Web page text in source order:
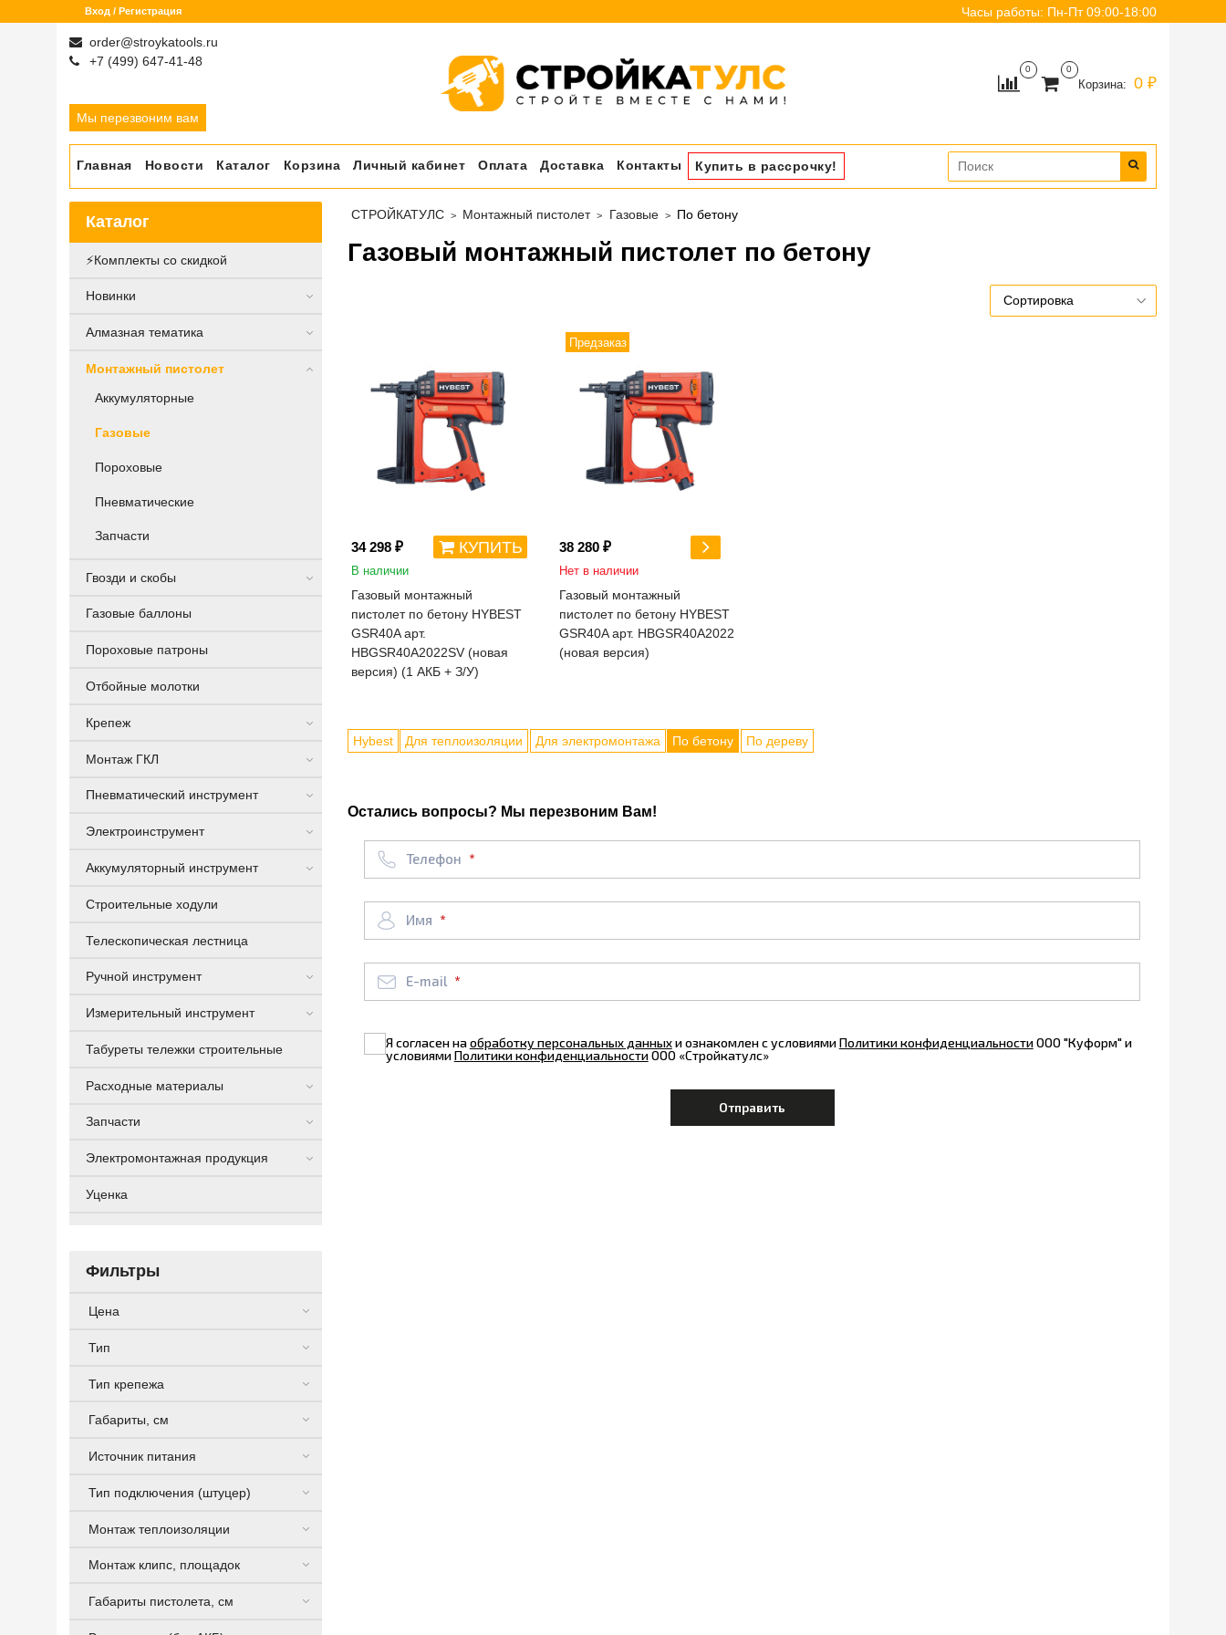
Вход / Регистрация Часы работы: Пн-Пт 09:00-18:00
order@stroykatools.ru
+7 (499) 647-41-48
Мы перезвоним вам
0 0
Корзина: 0 ₽
Главная Новости Каталог Корзина Личный кабинет Оплата Доставка Контакты Купить в рассрочку!
СТРОЙКАТУЛС Монтажный пистолет Газовые По бетону
Газовый монтажный пистолет по бетону
34 298 ₽ КУПИТЬ
В наличии
Газовый монтажный
пистолет по бетону HYBEST
GSR40A арт.
HBGSR40A2022SV (новая
версия) (1 АКБ + З/У)
Предзаказ
38 280 ₽
Нет в наличии
Газовый монтажный
пистолет по бетону HYBEST
GSR40A арт. HBGSR40A2022
(новая версия)
Hybest Для теплоизоляции Для электромонтажа По бетону По дереву
Остались вопросы? Мы перезвоним Вам!
Телефон
Имя
E-mail
Я согласен наобработку персональных данныхи ознакомлен с условиямиПолитики конфиденциальностиООО "Куформ" и
условиямиПолитики конфиденциальностиООО «Стройкатулс»
Каталог
⚡️Комплекты со скидкой
Новинки
Алмазная тематика
Монтажный пистолет
Аккумуляторные
Газовые
Пороховые
Пневматические
Запчасти
Гвозди и скобы
Газовые баллоны
Пороховые патроны
Отбойные молотки
Крепеж
Монтаж ГКЛ
Пневматический инструмент
Электроинструмент
Аккумуляторный инструмент
Строительные ходули
Телескопическая лестница
Ручной инструмент
Измерительный инструмент
Табуреты тележки строительные
Расходные материалы
Запчасти
Электромонтажная продукция
Уценка
Фильтры
Цена
Тип
Тип крепежа
Габариты, см
Источник питания
Тип подключения (штуцер)
Монтаж теплоизоляции
Монтаж клипс, площадок
Габариты пистолета, см